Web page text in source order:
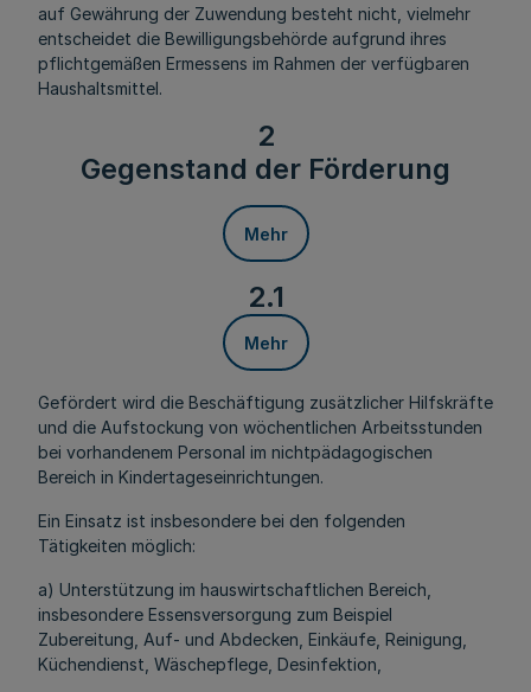
auf Gewährung der Zuwendung besteht nicht, vielmehr
entscheidet die Bewilligungsbehörde aufgrund ihres
pflichtgemäßen Ermessens im Rahmen der verfügbaren
Haushaltsmittel.
2
Gegenstand der Förderung
Mehr
2.1
Mehr
Gefördert wird die Beschäftigung zusätzlicher Hilfskräfte
und die Aufstockung von wöchentlichen Arbeitsstunden
bei vorhandenem Personal im nichtpädagogischen
Bereich in Kindertageseinrichtungen.
Ein Einsatz ist insbesondere bei den folgenden
Tätigkeiten möglich:
a) Unterstützung im hauswirtschaftlichen Bereich,
insbesondere Essensversorgung zum Beispiel
Zubereitung, Auf- und Abdecken, Einkäufe, Reinigung,
Küchendienst, Wäschepflege, Desinfektion,